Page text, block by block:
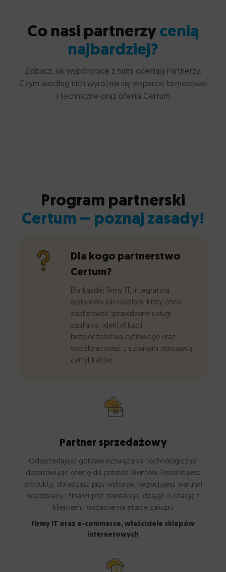
Co nasi partnerzy cenią
najbardziej?
Zobacz, jak współpracę z nami oceniają Partnerzy.
Czym według nich wyróżnia się wsparcie biznesowe
i techniczne oraz oferta Certum
Program partnerski
Certum – poznaj zasady!
Dla kogo partnerstwo
Certum?
Dla każdej firmy IT, integratora
systemów lub resellera, który chce
zaoferować sprawdzone usługi
zaufania, identyfikacji i
bezpieczeństwa cyfrowego oraz
współpracować z uznanym dostawcą
certyfikatów
Partner sprzedażowy
Odsprzedajesz gotowe rozwiązania technologiczne,
dopasowując ofertę do potrzeb klientów. Prezentujesz
produkty, doradzasz przy wyborze, negocjujesz warunki
współpracy i finalizujesz transakcje, dbając o relację z
klientem i wsparcie na etapie zakupu
Firmy IT oraz e-commerce, właściciele sklepów
internetowych